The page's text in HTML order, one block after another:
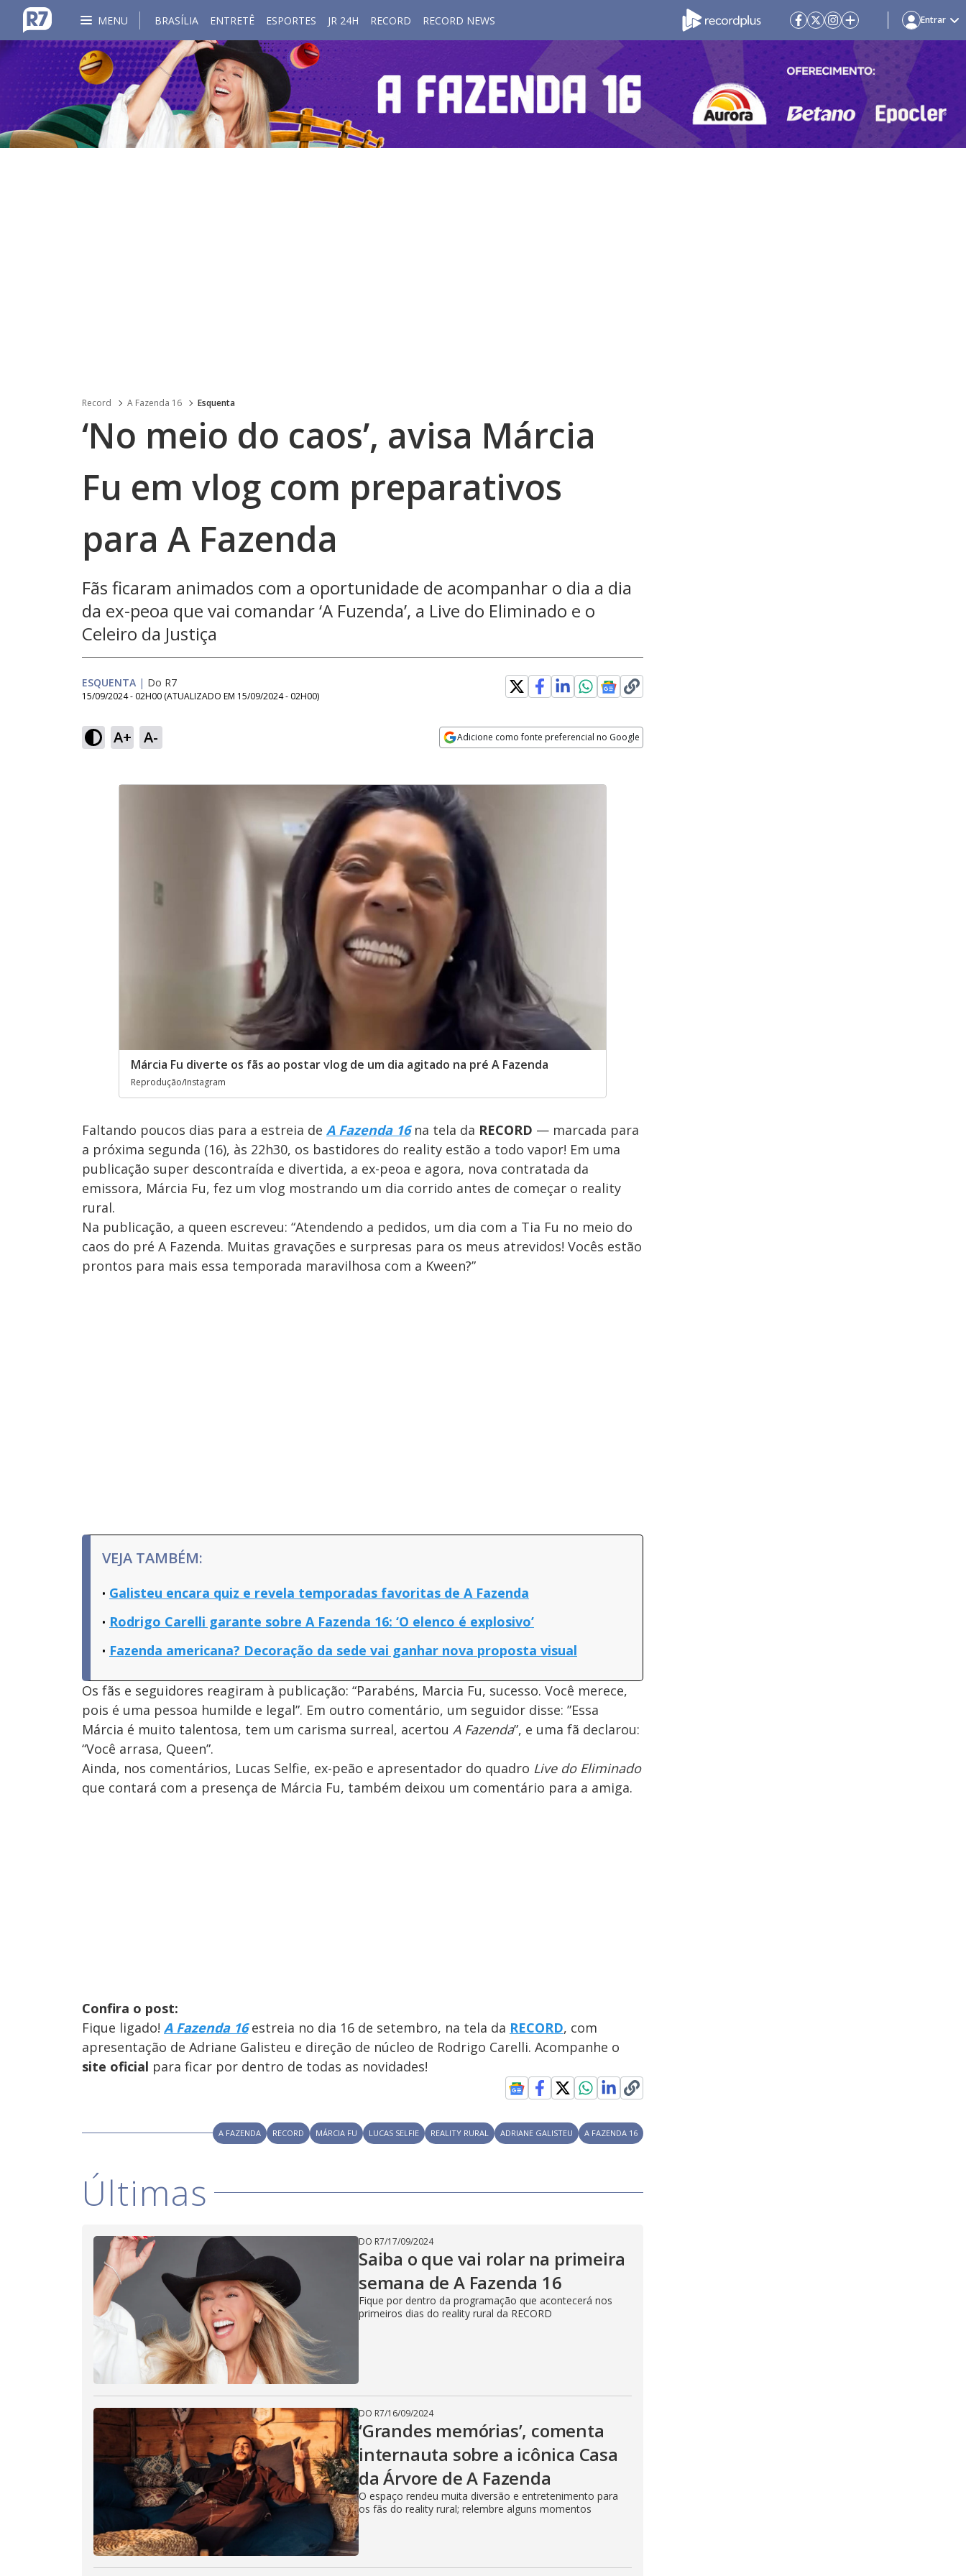
MENU BRASÍLIA ENTRETÊ ESPORTES JR 24H RECORD RECORD NEWS Entrar
Record A Fazenda 16 Esquenta
‘No meio do caos’, avisa Márcia
Fu em vlog com preparativos
para A Fazenda
Fãs ficaram animados com a oportunidade de acompanhar o dia a dia
da ex-peoa que vai comandar ‘A Fuzenda’, a Live do Eliminado e o
Celeiro da Justiça
ESQUENTA | Do R7
15/09/2024 - 02H00 (ATUALIZADO EM 15/09/2024 - 02H00)
A+ A- Adicione como fonte preferencial no Google
Márcia Fu diverte os fãs ao postar vlog de um dia agitado na pré A Fazenda
Reprodução/Instagram
Faltando poucos dias para a estreia de A Fazenda 16 na tela da RECORD — marcada para
a próxima segunda (16), às 22h30, os bastidores do reality estão a todo vapor! Em uma
publicação super descontraída e divertida, a ex-peoa e agora, nova contratada da
emissora, Márcia Fu, fez um vlog mostrando um dia corrido antes de começar o reality
rural.
Na publicação, a queen escreveu: “Atendendo a pedidos, um dia com a Tia Fu no meio do
caos do pré A Fazenda. Muitas gravações e surpresas para os meus atrevidos! Vocês estão
prontos para mais essa temporada maravilhosa com a Kween?”
VEJA TAMBÉM:
Galisteu encara quiz e revela temporadas favoritas de A Fazenda
Rodrigo Carelli garante sobre A Fazenda 16: ‘O elenco é explosivo’
Fazenda americana? Decoração da sede vai ganhar nova proposta visual
Os fãs e seguidores reagiram à publicação: “Parabéns, Marcia Fu, sucesso. Você merece,
pois é uma pessoa humilde e legal”. Em outro comentário, um seguidor disse: ”Essa
Márcia é muito talentosa, tem um carisma surreal, acertou A Fazenda”, e uma fã declarou:
“Você arrasa, Queen”.
Ainda, nos comentários, Lucas Selfie, ex-peão e apresentador do quadro Live do Eliminado
que contará com a presença de Márcia Fu, também deixou um comentário para a amiga.
Confira o post:
Fique ligado! A Fazenda 16estreia no dia 16 de setembro, na tela da RECORD, com
apresentação de Adriane Galisteu e direção de núcleo de Rodrigo Carelli. Acompanhe o
site oficial para ficar por dentro de todas as novidades!
A FAZENDA RECORD MÁRCIA FU LUCAS SELFIE REALITY RURAL ADRIANE GALISTEU A FAZENDA 16
Últimas
DO R7/17/09/2024
Saiba o que vai rolar na primeira
semana de A Fazenda 16
Fique por dentro da programação que acontecerá nos
primeiros dias do reality rural da RECORD
DO R7/16/09/2024
‘Grandes memórias’, comenta
internauta sobre a icônica Casa
da Árvore de A Fazenda
O espaço rendeu muita diversão e entretenimento para
os fãs do reality rural; relembre alguns momentos